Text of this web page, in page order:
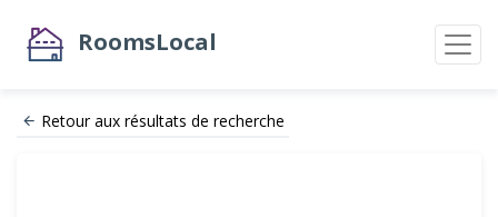
RoomsLocal
Retour aux résultats de recherche